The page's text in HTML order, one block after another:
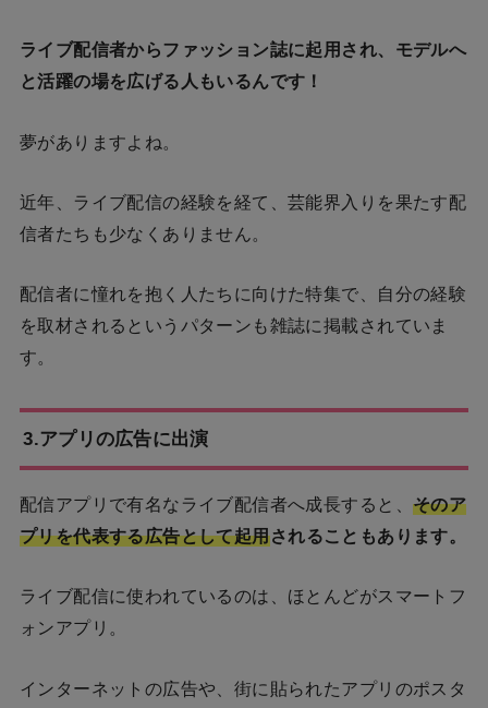
ライブ配信者からファッション誌に起用され、モデルへ
と活躍の場を広げる人もいるんです！
夢がありますよね。
近年、ライブ配信の経験を経て、芸能界入りを果たす配
信者たちも少なくありません。
配信者に憧れを抱く人たちに向けた特集で、自分の経験
を取材されるというパターンも雑誌に掲載されていま
す。
3.アプリの広告に出演
配信アプリで有名なライブ配信者へ成長すると、 そのア
プリを代表する広告として起用されることもあります。
ライブ配信に使われているのは、ほとんどがスマートフ
ォンアプリ。
インターネットの広告や、街に貼られたアプリのポスタ